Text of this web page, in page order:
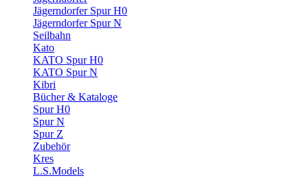
Jägerndorfer Spur H0
Jägerndorfer Spur N
Seilbahn
Kato
KATO Spur H0
KATO Spur N
Kibri
Bücher & Kataloge
Spur H0
Spur N
Spur Z
Zubehör
Kres
L.S.Models